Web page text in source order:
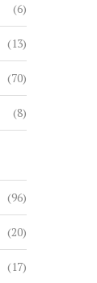
(6)
(13)
(70)
(8)
(96)
(20)
(17)